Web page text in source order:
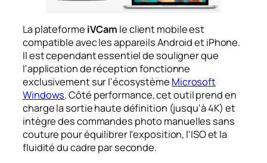
La plateforme iVCam le client mobile est
compatible avec les appareils Android et iPhone.
Il est cependant essentiel de souligner que
l'application de réception fonctionne
exclusivement sur l'écosystème Microsoft
Windows. Côté performance, cet outil prend en
charge la sortie haute définition (jusqu'à 4K) et
intègre des commandes photo manuelles sans
couture pour équilibrer l'exposition, l'ISO et la
fluidité du cadre par seconde.